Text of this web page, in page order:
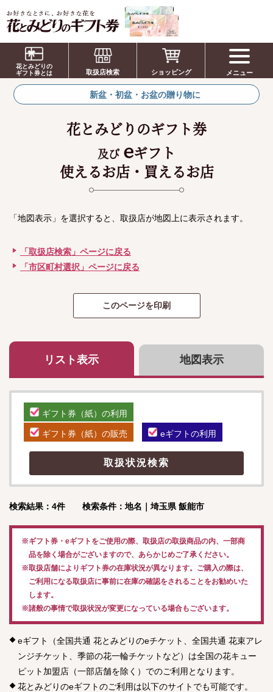
お祝い、お盆、新盆、お彼岸、喪中、お供
え、見舞い、返事、供花、線香贈答におすす
めのギフト
花とみどりの
ギフト券とは
取扱店検索 ショッピング メニュー
新盆・初盆・お盆の贈り物に
花とみどりのギフト券
及び eギフト
使えるお店・買えるお店
「地図表示」を選択すると、取扱店が地図上に表示されます。
「取扱店検索」ページに戻る
「市区町村選択」ページに戻る
リスト表示 地図表示
ギフト券（紙）の利用
ギフト券（紙）の販売 eギフトの利用
検索結果：4件 検索条件：地名｜埼玉県 飯能市
※ギフト券・eギフトをご使用の際、取扱店の取扱商品の内、一部商
品を除く場合がございますので、あらかじめご了承ください。
※取扱店舗によりギフト券の在庫状況が異なります。ご購入の際は、
ご利用になる取扱店に事前に在庫の確認をされることをお勧めいた
します。
※諸般の事情で取扱状況が変更になっている場合もございます。
eギフト（全国共通 花とみどりのeチケット、全国共通 花束アレ
ンジチケット、季節の花一輪チケットなど）は全国の花キュー
ピット加盟店（一部店舗を除く）でのご利用となります。
花とみどりのeギフトのご利用は以下のサイトでも可能です。